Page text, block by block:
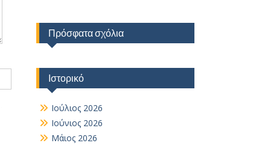
Πρόσφατα σχόλια
Ιστορικό
Ιούλιος 2026
Ιούνιος 2026
Μάιος 2026